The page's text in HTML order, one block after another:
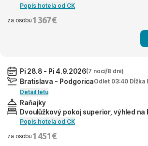
Popis hotela od CK
za osobu 1 367 €
Pi 28.8 - Pi 4.9.2026(7 nocí/8 dní)
Bratislava - PodgoricaOdlet 03:40 Dĺžka
Detail letu
Raňajky
Dvoulůžkový pokoj superior, výhled na
Popis hotela od CK
za osobu 1 451 €